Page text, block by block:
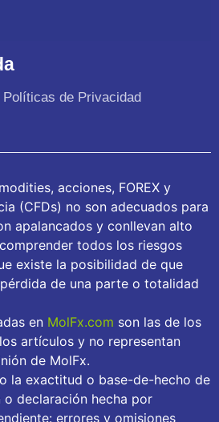
de Privacidad
acciones, FOREX y
(CFDs) no son adecuados para
apalancados y conllevan alto
todos los riesgos
existe la posibilidad de que
de una parte o totalidad
en MolFx.com son las de los
artículos y no representan
de MolFx.
la exactitud o base-de-hecho de
declaración hecha por
errores y omisiones